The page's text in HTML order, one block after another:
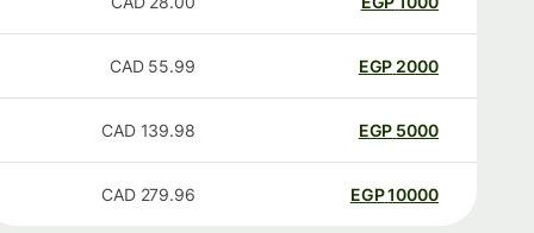
2000
EGP
55.99
CAD
5000
EGP
139.98
CAD
10000
EGP
279.96
CAD